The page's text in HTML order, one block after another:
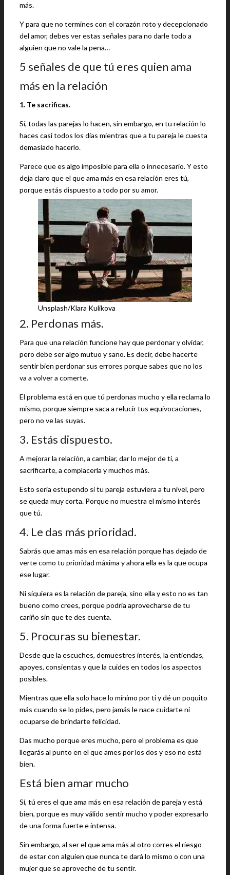
más.
Y para que no termines con el corazón roto y decepcionado
del amor, debes ver estas señales para no darle todo a
alguien que no vale la pena…
5 señales de que tú eres quien ama
más en la relación
1. Te sacrificas.
Sí, todas las parejas lo hacen, sin embargo, en tu relación lo
haces casi todos los días mientras que a tu pareja le cuesta
demasiado hacerlo.
Parece que es algo imposible para ella o innecesario. Y esto
deja claro que el que ama más en esa relación eres tú,
porque estás dispuesto a todo por su amor.
Unsplash/Klara Kulikova
2. Perdonas más.
Para que una relación funcione hay que perdonar y olvidar,
pero debe ser algo mutuo y sano. Es decir, debe hacerte
sentir bien perdonar sus errores porque sabes que no los
va a volver a comerte.
El problema está en que tú perdonas mucho y ella reclama lo
mismo, porque siempre saca a relucir tus equivocaciones,
pero no ve las suyas.
3. Estás dispuesto.
A mejorar la relación, a cambiar, dar lo mejor de ti, a
sacrificarte, a complacerla y muchos más.
Esto sería estupendo si tu pareja estuviera a tu nivel, pero
se queda muy corta. Porque no muestra el mismo interés
que tú.
4. Le das más prioridad.
Sabrás que amas más en esa relación porque has dejado de
verte como tu prioridad máxima y ahora ella es la que ocupa
ese lugar.
Ni siquiera es la relación de pareja, sino ella y esto no es tan
bueno como crees, porque podría aprovecharse de tu
cariño sin que te des cuenta.
5. Procuras su bienestar.
Desde que la escuches, demuestres interés, la entiendas,
apoyes, consientas y que la cuides en todos los aspectos
posibles.
Mientras que ella solo hace lo mínimo por ti y dé un poquito
más cuando se lo pides, pero jamás le nace cuidarte ni
ocuparse de brindarte felicidad.
Das mucho porque eres mucho, pero el problema es que
llegarás al punto en el que ames por los dos y eso no está
bien.
Está bien amar mucho
Sí, tú eres el que ama más en esa relación de pareja y está
bien, porque es muy válido sentir mucho y poder expresarlo
de una forma fuerte e intensa.
Sin embargo, al ser el que ama más al otro corres el riesgo
de estar con alguien que nunca te dará lo mismo o con una
mujer que se aproveche de tu sentir.